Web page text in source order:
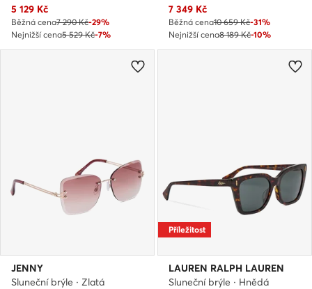
Aktuální cena
5 129 Kč
Běžná cena7 290 Kč-29%
Nejnižší cena5 529 Kč-7%
Aktuální cena
7 349 Kč
Běžná cena10 659 Kč-31%
Nejnižší cena8 189 Kč-10%
JENNY
Sluneční brýle · Zlatá
Příležitost
LAUREN RALPH LAUREN
Sluneční brýle · Hnědá